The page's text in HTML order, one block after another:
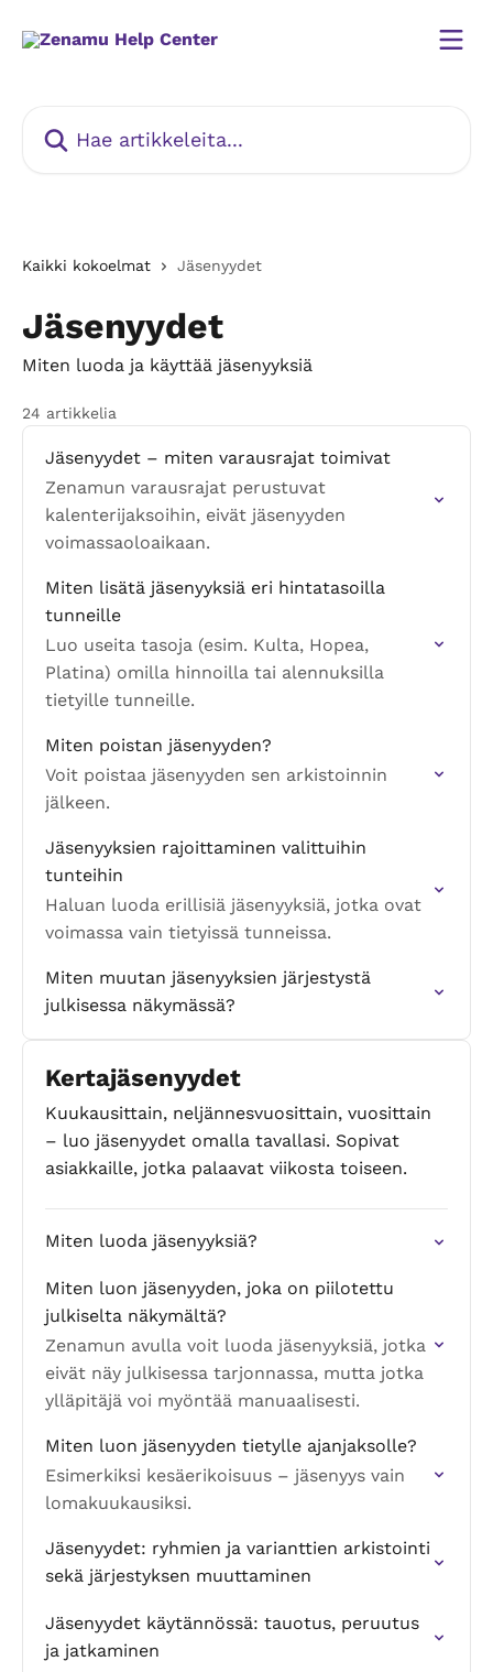
Kaikki kokoelmat Jäsenyydet
Jäsenyydet
Miten luoda ja käyttää jäsenyyksiä
24 artikkelia
Jäsenyydet – miten varausrajat toimivat
Zenamun varausrajat perustuvat
kalenterijaksoihin, eivät jäsenyyden
voimassaoloaikaan.
Miten lisätä jäsenyyksiä eri hintatasoilla
tunneille
Luo useita tasoja (esim. Kulta, Hopea,
Platina) omilla hinnoilla tai alennuksilla
tietyille tunneille.
Miten poistan jäsenyyden?
Voit poistaa jäsenyyden sen arkistoinnin
jälkeen.
Jäsenyyksien rajoittaminen valittuihin
tunteihin
Haluan luoda erillisiä jäsenyyksiä, jotka ovat
voimassa vain tietyissä tunneissa.
Miten muutan jäsenyyksien järjestystä
julkisessa näkymässä?
Kertajäsenyydet
Kuukausittain, neljännesvuosittain, vuosittain
– luo jäsenyydet omalla tavallasi. Sopivat
asiakkaille, jotka palaavat viikosta toiseen.
Miten luoda jäsenyyksiä?
Miten luon jäsenyyden, joka on piilotettu
julkiselta näkymältä?
Zenamun avulla voit luoda jäsenyyksiä, jotka
eivät näy julkisessa tarjonnassa, mutta jotka
ylläpitäjä voi myöntää manuaalisesti.
Miten luon jäsenyyden tietylle ajanjaksolle?
Esimerkiksi kesäerikoisuus – jäsenyys vain
lomakuukausiksi.
Jäsenyydet: ryhmien ja varianttien arkistointi
sekä järjestyksen muuttaminen
Jäsenyydet käytännössä: tauotus, peruutus
ja jatkaminen